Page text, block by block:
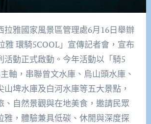
雅 環騎5COOL」宣傳記者會，宣布
活動正式啟動。今年活動以「騎5
軸，串聯曾文水庫、烏山頭水庫、
山埤水庫及白河水庫等五大景點，
、自然景觀與在地美食，邀請民眾
雅，體驗兼具低碳、休閒與深度探